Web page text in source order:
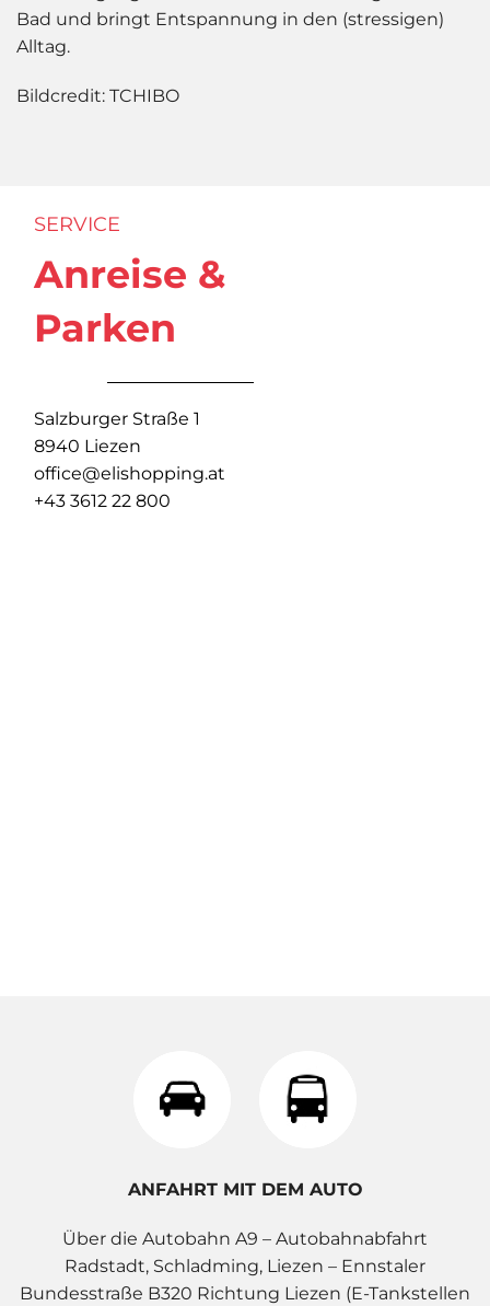
Bad und bringt Entspannung in den (stressigen)
Alltag.
Bildcredit: TCHIBO
SERVICE
Anreise &
Parken
Salzburger Straße 1
8940 Liezen
office@elishopping.at
+43 3612 22 800
ANFAHRT MIT DEM AUTO
Über die Autobahn A9 – Autobahnabfahrt
Radstadt, Schladming, Liezen – Ennstaler
Bundesstraße B320 Richtung Liezen (E-Tankstellen